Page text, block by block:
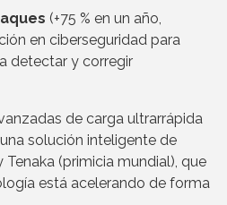
(+75 % en un año,
en ciberseguridad para
detectar y corregir
de carga ultrarrápida
solución inteligente de
(primicia mundial), que
está acelerando de forma